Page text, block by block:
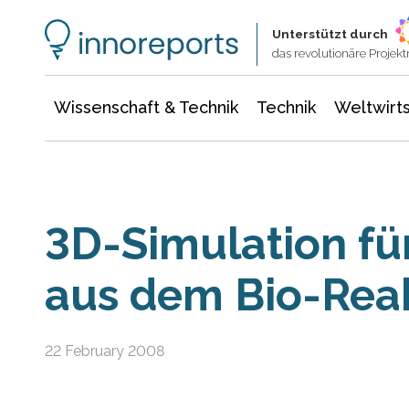
Unterstützt durch
das revolutionäre
Wissenschaft & Technik Technik
3D-Simulation
aus dem Bio-
22 February 2008